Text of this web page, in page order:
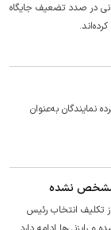
در صدد تضعیف جایگاه
نمایندگان به‌عنوان
مشخص نشده
تکلیف انتخاب رئیس